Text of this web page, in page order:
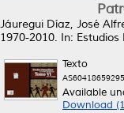
Jáuregui Díaz, José
1970-2010. In:
Texto
Available
Download